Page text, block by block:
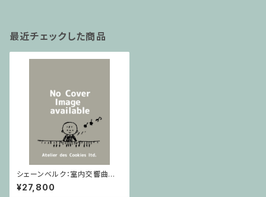
最近チェックした商品
シェーンベルク：室内交響曲第2
番、室内交響曲1番合本 / フルス
コア
¥27,800